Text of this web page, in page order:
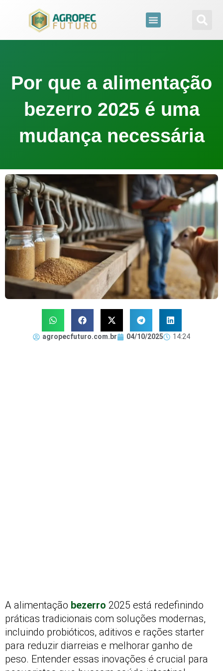
conteúdo
Por que a alimentação
bezerro 2025 é uma
mudança necessária
agropecfuturo.com.br 04/10/2025 14:24
A alimentação bezerro 2025 está redefinindo
práticas tradicionais com soluções modernas,
incluindo probióticos, aditivos e rações starter
para reduzir diarreias e melhorar ganho de
peso. Entender essas inovações é crucial para